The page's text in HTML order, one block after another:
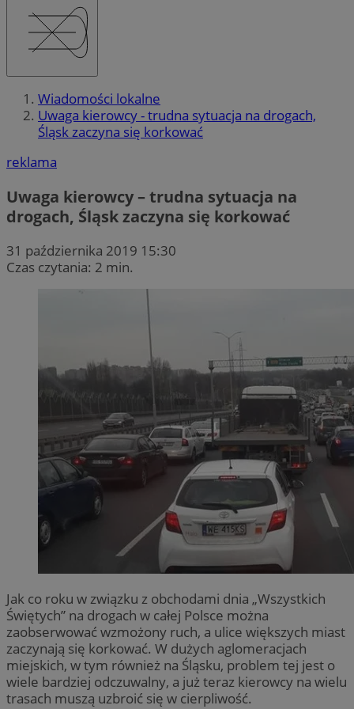
Wiadomości lokalne
Uwaga kierowcy - trudna sytuacja na drogach,
Śląsk zaczyna się korkować
reklama
Uwaga kierowcy – trudna sytuacja na
drogach, Śląsk zaczyna się korkować
31 października 2019 15:30
Czas czytania: 2 min.
Jak co roku w związku z obchodami dnia „Wszystkich
Świętych” na drogach w całej Polsce można
zaobserwować wzmożony ruch, a ulice większych miast
zaczynają się korkować. W dużych aglomeracjach
miejskich, w tym również na Śląsku, problem tej jest o
wiele bardziej odczuwalny, a już teraz kierowcy na wielu
trasach muszą uzbroić się w cierpliwość.